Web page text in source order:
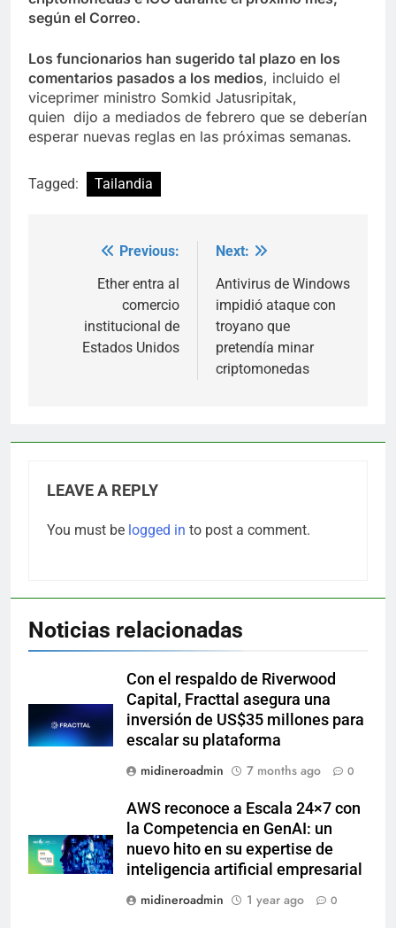
según el Correo.
Los funcionarios han sugerido tal plazo en los
comentarios pasados ​​a los medios, incluido el
viceprimer ministro Somkid Jatusripitak,
quien dijo a mediados de febrero que se deberían
esperar nuevas reglas en las próximas semanas.
Tagged: Tailandia
navigation
Previous:
Ether entra al
comercio
institucional de
Estados Unidos
Next:
Antivirus de Windows
impidió ataque con
troyano que
pretendía minar
criptomonedas
LEAVE A REPLY
You must be logged in to post a comment.
Noticias relacionadas
Con el respaldo de Riverwood
Capital, Fracttal asegura una
inversión de US$35 millones para
escalar su plataforma
midineroadmin
7 months ago 0
AWS reconoce a Escala 24×7 con
la Competencia en GenAI: un
nuevo hito en su expertise de
inteligencia artificial empresarial
midineroadmin
1 year ago 0